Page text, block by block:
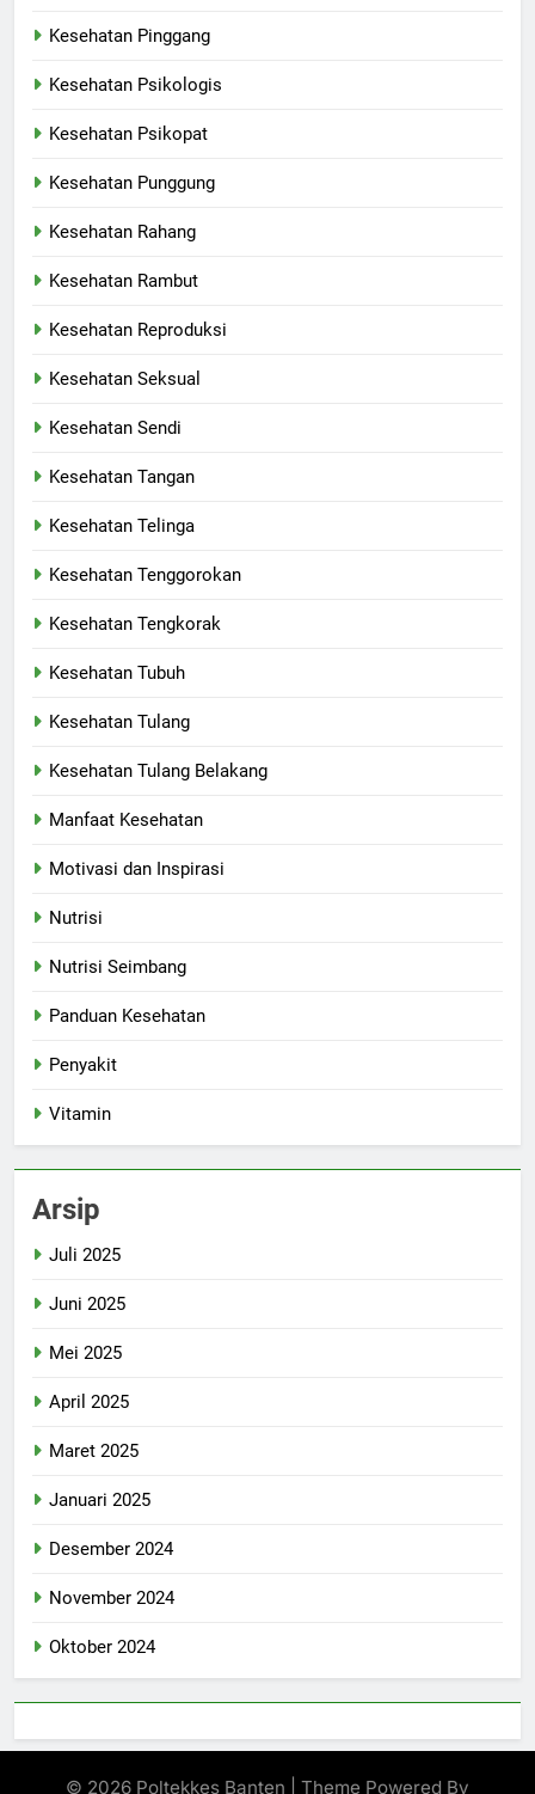
Kesehatan Pinggang
Kesehatan Psikologis
Kesehatan Psikopat
Kesehatan Punggung
Kesehatan Rahang
Kesehatan Rambut
Kesehatan Reproduksi
Kesehatan Seksual
Kesehatan Sendi
Kesehatan Tangan
Kesehatan Telinga
Kesehatan Tenggorokan
Kesehatan Tengkorak
Kesehatan Tubuh
Kesehatan Tulang
Kesehatan Tulang Belakang
Manfaat Kesehatan
Motivasi dan Inspirasi
Nutrisi
Nutrisi Seimbang
Panduan Kesehatan
Penyakit
Vitamin
Arsip
Juli 2025
Juni 2025
Mei 2025
April 2025
Maret 2025
Januari 2025
Desember 2024
November 2024
Oktober 2024
© 2026 Poltekkes Banten | Theme Powered By